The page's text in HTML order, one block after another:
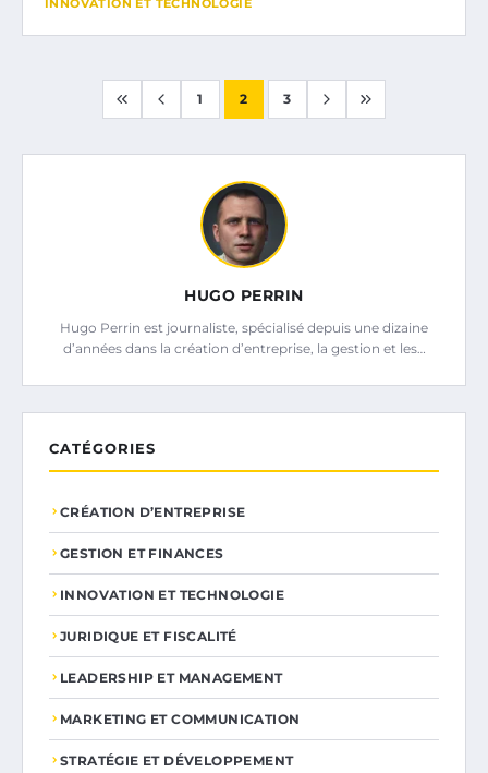
1 2 3
HUGO PERRIN
Hugo Perrin est journaliste, spécialisé depuis une dizaine
d’années dans la création d’entreprise, la gestion et les…
CATÉGORIES
CRÉATION D’ENTREPRISE
GESTION ET FINANCES
INNOVATION ET TECHNOLOGIE
JURIDIQUE ET FISCALITÉ
LEADERSHIP ET MANAGEMENT
MARKETING ET COMMUNICATION
STRATÉGIE ET DÉVELOPPEMENT